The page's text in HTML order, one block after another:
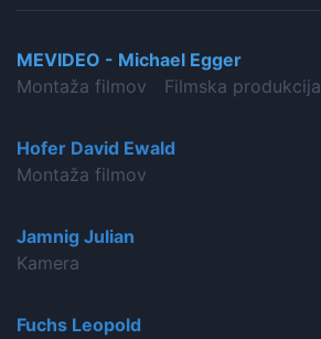
MEVIDEO - Michael Egger
Montaža filmov
Filmska produkcija
Hofer David Ewald
Montaža filmov
Jamnig Julian
Kamera
Fuchs Leopold